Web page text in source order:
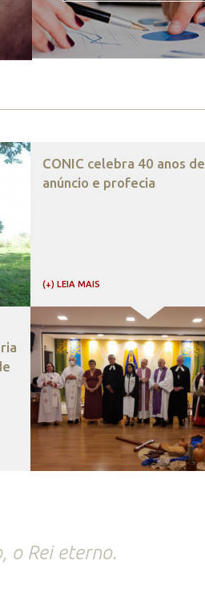
CONIC celebra 40 anos de
anúncio e profecia
(+) LEIA MAIS
o Rei eterno.